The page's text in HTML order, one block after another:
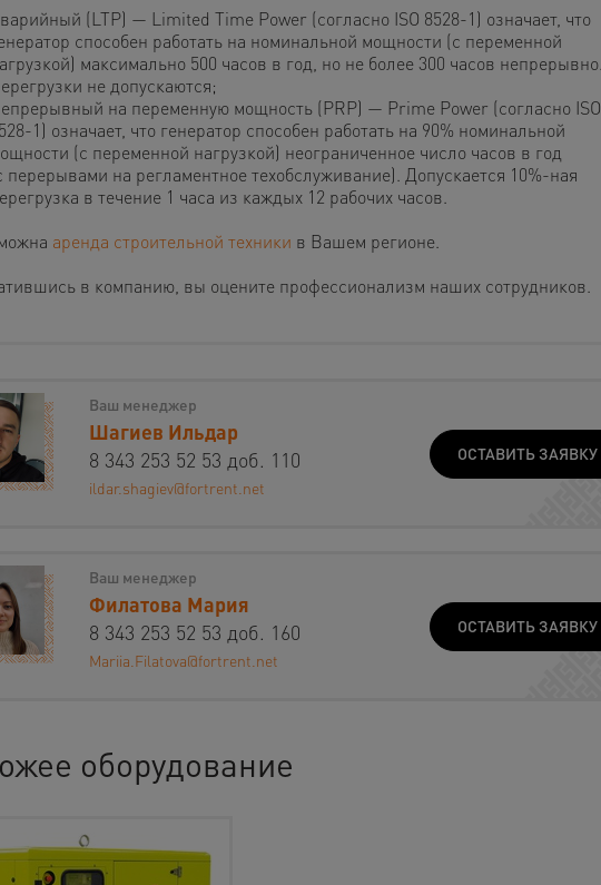
(LTP) — Limited Time Power (согласно ISO 8528-1) означает, что
способен работать на номинальной мощности (с переменной
максимально 500 часов в год, но не более 300 часов непрерывно.
не допускаются;
на переменную мощность (PRP) — Prime Power (согласно ISO
1) означает, что генератор способен работать на 90% номинальной
(с переменной нагрузкой) неограниченное число часов в год
перерывами на регламентное техобслуживание). Допускается 10%-ная
в течение 1 часа из каждых 12 рабочих часов.
аренда строительной техники в Вашем регионе.
в компанию, вы оцените профессионализм наших сотрудников.
Ваш менеджер
Шагиев Ильдар
8 343 253 52 53 доб. 110
ildar.shagiev@fortrent.net
ОСТАВИТЬ ЗАЯВКУ
Ваш менеджер
Филатова Мария
8 343 253 52 53 доб. 160
Mariia.Filatova@fortrent.net
ОСТАВИТЬ ЗАЯВКУ
оборудование